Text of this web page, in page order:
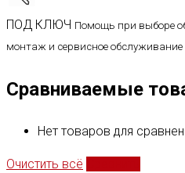
ПОД КЛЮЧ Помощь при выборе
монтаж и сервисное обслуживание
Сравниваемые
Нет товаров для
Очистить всё